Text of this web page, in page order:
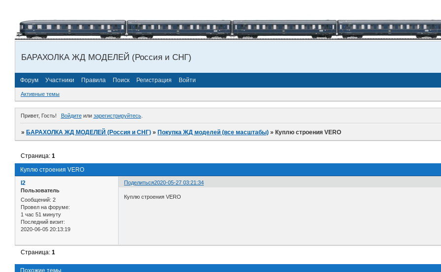
БАРАХОЛКА ЖД МОДЕЛЕЙ (Россия и СНГ)
Форум Участники Правила Поиск Регистрация Войти
Активные темы
Привет, Гость! Войдитеили зарегистрируйтесь.
»БАРАХОЛКА ЖД МОДЕЛЕЙ (Россия и СНГ) »Покупка ЖД моделей (все масштабы) »Куплю строения VERO
Куплю строения VERO
Страница:1
Поделиться2020-05-27 03:21:34
I2
Пользователь
Сообщений: 2
Провел на форуме:
1 час 51 минуту
Последний визит:
2020-06-05 20:13:19
Куплю строения VERO
Страница:1
Похожие темы